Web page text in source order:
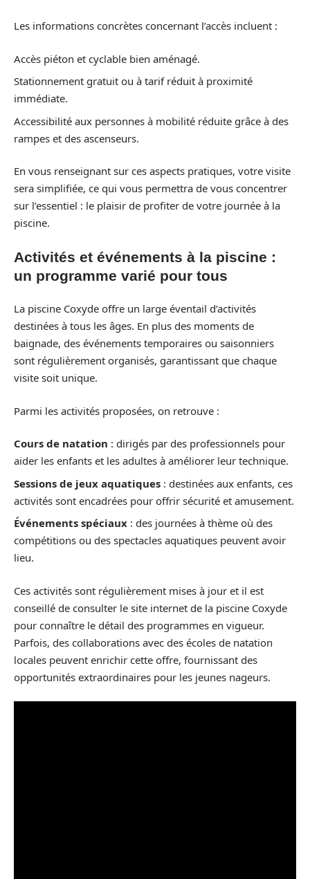
Les informations concrètes concernant l’accès incluent :
Accès piéton et cyclable bien aménagé.
Stationnement gratuit ou à tarif réduit à proximité
immédiate.
Accessibilité aux personnes à mobilité réduite grâce à des
rampes et des ascenseurs.
En vous renseignant sur ces aspects pratiques, votre visite
sera simplifiée, ce qui vous permettra de vous concentrer
sur l’essentiel : le plaisir de profiter de votre journée à la
piscine.
Activités et événements à la piscine :
un programme varié pour tous
La piscine Coxyde offre un large éventail d’activités
destinées à tous les âges. En plus des moments de
baignade, des événements temporaires ou saisonniers
sont régulièrement organisés, garantissant que chaque
visite soit unique.
Parmi les activités proposées, on retrouve :
Cours de natation : dirigés par des professionnels pour
aider les enfants et les adultes à améliorer leur technique.
Sessions de jeux aquatiques : destinées aux enfants, ces
activités sont encadrées pour offrir sécurité et amusement.
Événements spéciaux : des journées à thème où des
compétitions ou des spectacles aquatiques peuvent avoir
lieu.
Ces activités sont régulièrement mises à jour et il est
conseillé de consulter le site internet de la piscine Coxyde
pour connaître le détail des programmes en vigueur.
Parfois, des collaborations avec des écoles de natation
locales peuvent enrichir cette offre, fournissant des
opportunités extraordinaires pour les jeunes nageurs.